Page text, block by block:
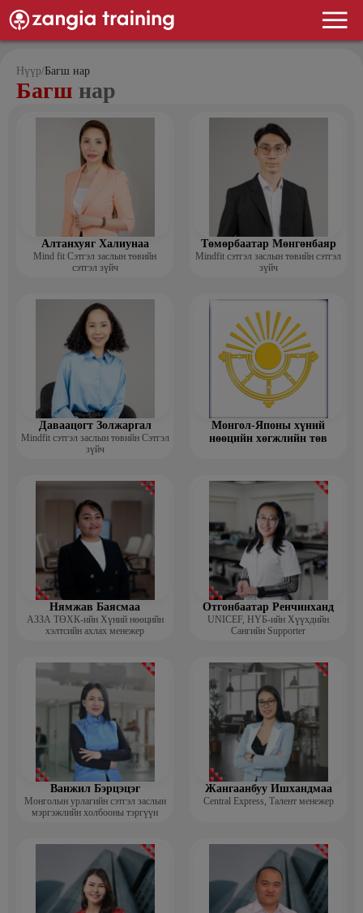
Нүүр/Багш нар
Багш нар
Алтанхуяг Халиунаа
Mind fit Сэтгэл заслын төвийн
сэтгэл зүйч
Төмөрбаатар Мөнгөнбаяр
Mindfit сэтгэл заслын төвийн сэтгэл
зүйч
Даваацогт Золжаргал
Mindfit сэтгэл заслын төвийн Сэтгэл
зүйч
Монгол-Японы хүний
нөөцийн хөгжлийн төв
Нямжав Баясмаа
АЗЗА ТӨХК-ийн Хүний нөөцийн
хэлтсийн ахлах менежер
Отгонбаатар Ренчинханд
UNIСЕF, НҮБ-ийн Хүүхдийн
Сангийн Supporter
Ванжил Бэрцэцэг
Монголын урлагийн сэтгэл заслын
мэргэжлийн холбооны тэргүүн
Жангаанбуу Ишхандмаа
Central Express, Талент менежер